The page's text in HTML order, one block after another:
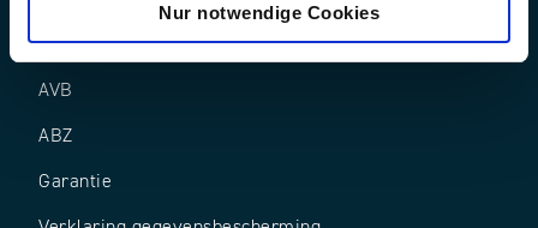
Nur notwendige Cookies
AEB
AVB
ABZ
Garantie